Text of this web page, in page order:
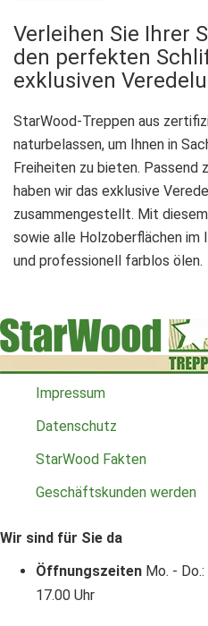
Verleihen Sie Ihrer
den perfekten
exklusiven
StarWood-Treppen aus
naturbelassen, um Ihnen in
Freiheiten zu bieten. Passend
haben wir das exklusive
zusammengestellt. Mit
sowie alle Holzoberflächen im
und professionell farblos ölen.
Impressum
Datenschutz
StarWood Fakten
Geschäftskunden werden
Wir sind für Sie da
Öffnungszeiten Mo. -
17.00 Uhr